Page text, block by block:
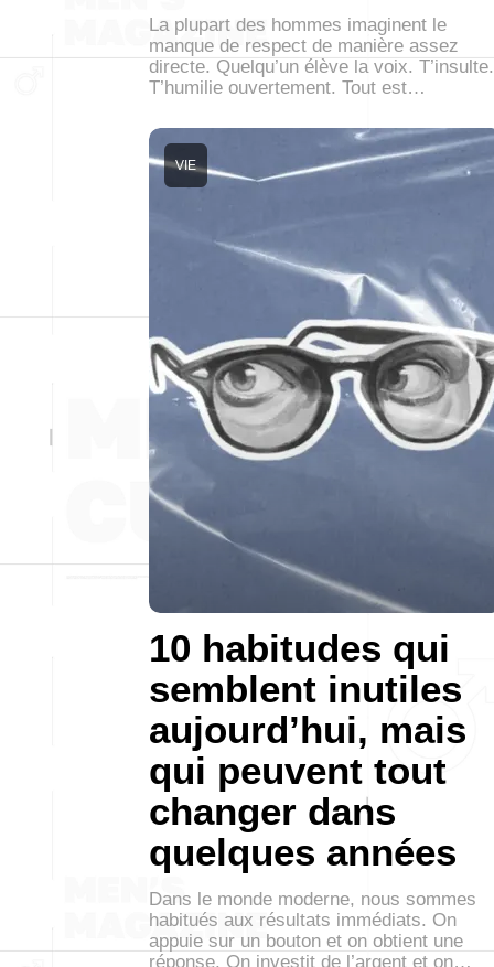
La plupart des hommes imaginent le
manque de respect de manière assez
directe. Quelqu’un élève la voix. T’insulte.
T’humilie ouvertement. Tout est…
10 habitudes qui
semblent inutiles
aujourd’hui, mais
qui peuvent tout
changer dans
quelques années
VIE
Dans le monde moderne, nous sommes
habitués aux résultats immédiats. On
appuie sur un bouton et on obtient une
réponse. On investit de l’argent et on…